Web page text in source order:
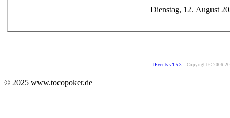
Dienstag, 12. August
JEvents v1.5.3 Copyright © 2006-
© 2025 www.tocopoker.de